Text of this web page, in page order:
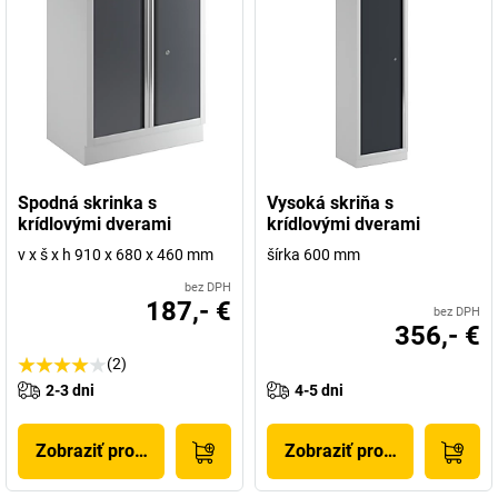
Spodná skrinka s
krídlovými dverami
v x š x h 910 x 680 x 460 mm
bez DPH
187,- €
(2)
2-3 dni
Zobraziť produkt
Vysoká skriňa s
krídlovými dverami
šírka 600 mm
bez DPH
356,- €
4-5 dni
Zobraziť produkt